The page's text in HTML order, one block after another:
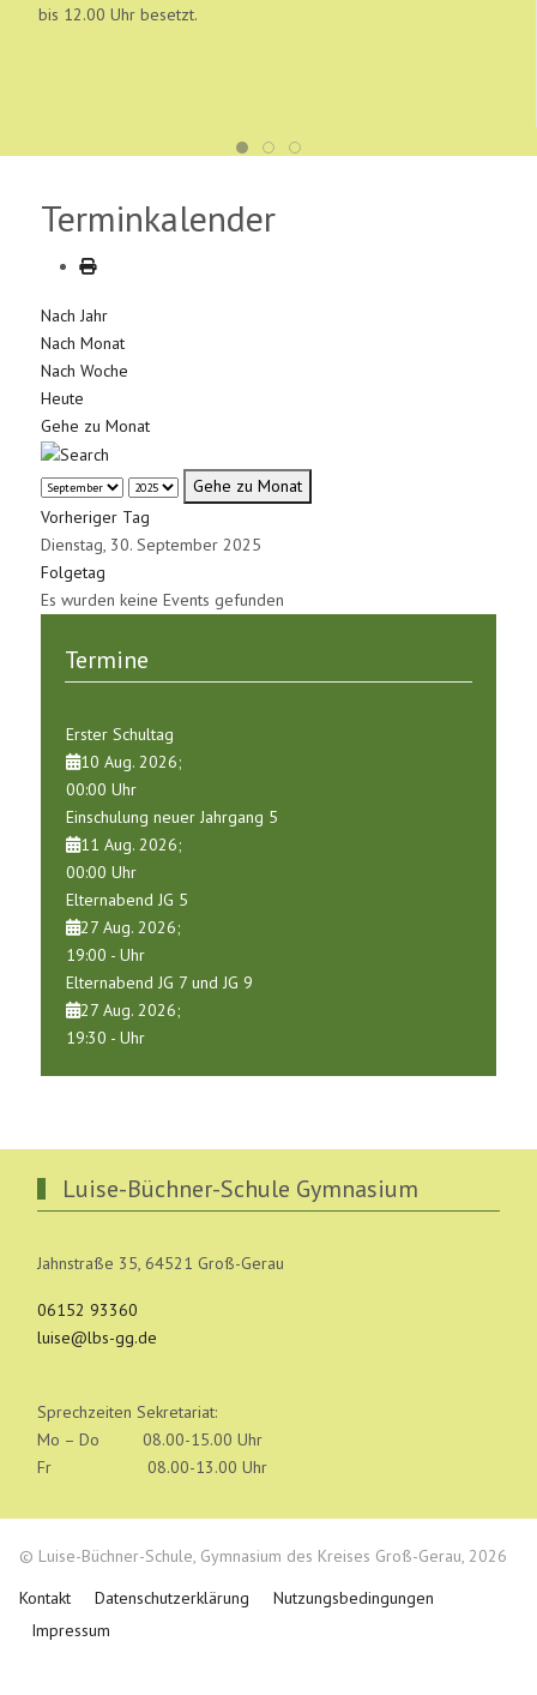
bis 12.00 Uhr besetzt.
Terminkalender
Nach Jahr
Nach Monat
Nach Woche
Heute
Gehe zu Monat
Gehe zu Monat
Vorheriger Tag
Dienstag, 30. September 2025
Folgetag
Es wurden keine Events gefunden
Termine
Erster Schultag
10 Aug. 2026;
00:00 Uhr
Einschulung neuer Jahrgang 5
11 Aug. 2026;
00:00 Uhr
Elternabend JG 5
27 Aug. 2026;
19:00 - Uhr
Elternabend JG 7 und JG 9
27 Aug. 2026;
19:30 - Uhr
Luise-Büchner-Schule Gymnasium
Jahnstraße 35, 64521 Groß-Gerau
06152 93360
luise@lbs-gg.de
Sprechzeiten Sekretariat:
Mo – Do 08.00-15.00 Uhr
Fr 08.00-13.00 Uhr
© Luise-Büchner-Schule, Gymnasium des Kreises Groß-Gerau, 2026
Kontakt
Datenschutzerklärung
Nutzungsbedingungen
Impressum